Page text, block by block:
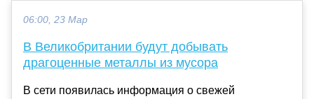
06:00, 23 Мар
В Великобритании будут добывать
драгоценные металлы из мусора
В сети появилась информация о свежей